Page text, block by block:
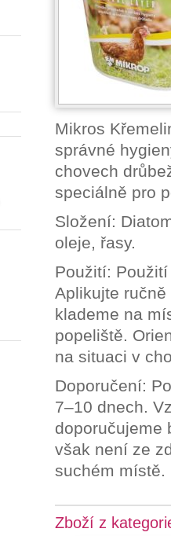
Mikros
správné
chovech
speciálně pro
Složení:
oleje, řasy.
Použití:
Aplikujte
klademe na
popeliště.
na situaci v
Doporučení:
7–10 dnech.
doporučujeme
však není ze
suchém místě.
Zboží z